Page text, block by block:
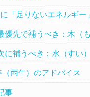
「足りないエネルギー
優先で補うべき：木（
に補うべき：水（すい
（丙午）のアドバイス
事